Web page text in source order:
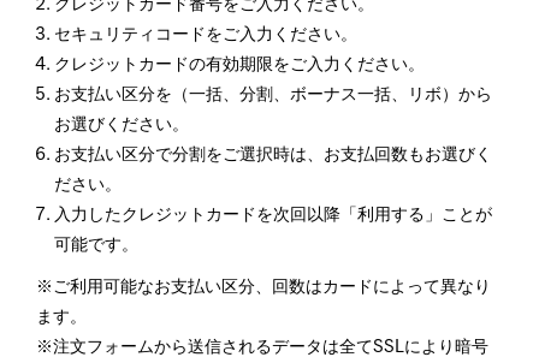
クレジットカード番号をご入力ください。
セキュリティコードをご入力ください。
クレジットカードの有効期限をご入力ください。
お支払い区分を（一括、分割、ボーナス一括、リボ）から
お選びください。
お支払い区分で分割をご選択時は、お支払回数もお選びく
ださい。
入力したクレジットカードを次回以降「利用する」ことが
可能です。
※ご利用可能なお支払い区分、回数はカードによって異なり
ます。
※注文フォームから送信されるデータは全てSSLにより暗号